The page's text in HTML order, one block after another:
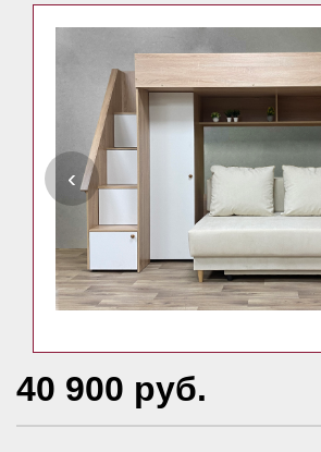
‹
40 900 руб.